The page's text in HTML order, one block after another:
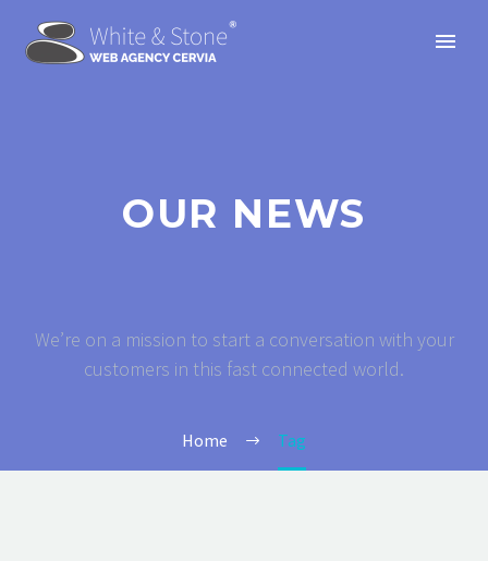
OUR NEWS
We’re on a mission to start a conversation with your
customers in this fast connected world.
Home Tag